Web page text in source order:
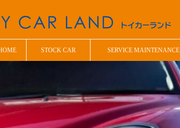
STOCK CAR SERVICE MAINTENANCE